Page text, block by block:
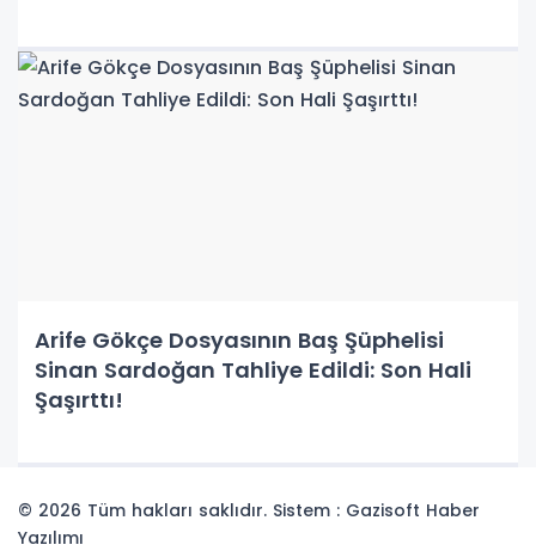
Arife Gökçe Dosyasının Baş Şüphelisi
Sinan Sardoğan Tahliye Edildi: Son Hali
Şaşırttı!
© 2026 Tüm hakları saklıdır. Sistem : Gazisoft Haber
Yazılımı